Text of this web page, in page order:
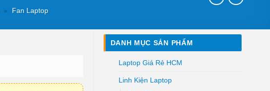
» Fan Laptop
DANH MỤC SẢN PHẨM
Laptop Giá Rẻ HCM
Linh Kiện Laptop